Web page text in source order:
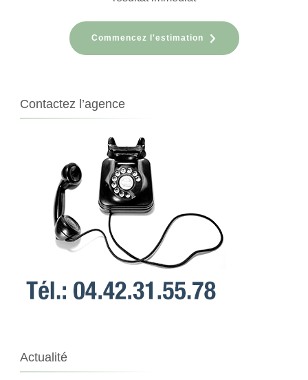
Commencez l'estimation
Contactez l’agence
Actualité